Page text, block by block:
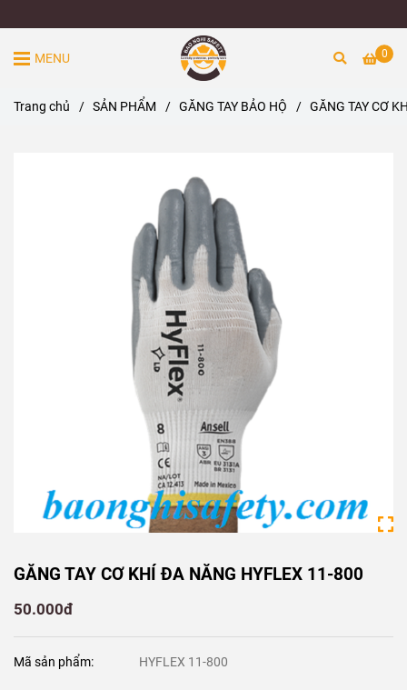
0
MENU
Trang chủ / SẢN PHẨM / GĂNG TAY BẢO HỘ / GĂNG TAY CƠ
GĂNG TAY CƠ KHÍ ĐA NĂNG HYFLEX 11-800
50.000đ
Mã sản phẩm: HYFLEX 11-800